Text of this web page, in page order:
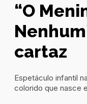
“O
cartaz
Espetáculo infantil
colorido que nasce